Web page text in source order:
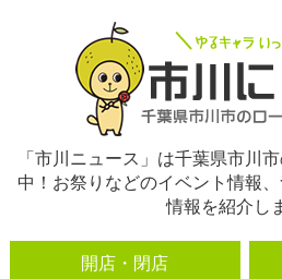
「市川ニュース」は千葉県市川
中！お祭りなどのイベント情報
情報を紹介し
開店・閉店